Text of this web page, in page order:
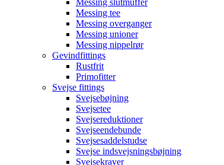
Messing slutmuffer
Messing tee
Messing overganger
Messing unioner
Messing nippelrør
Gevindfittings
Rustfrit
Primofitter
Svejse fittings
Svejsebøjning
Svejsetee
Svejsereduktioner
Svejseendebunde
Svejsesaddelstudse
Svejse indsvejsningsbøjning
Svejsekraver